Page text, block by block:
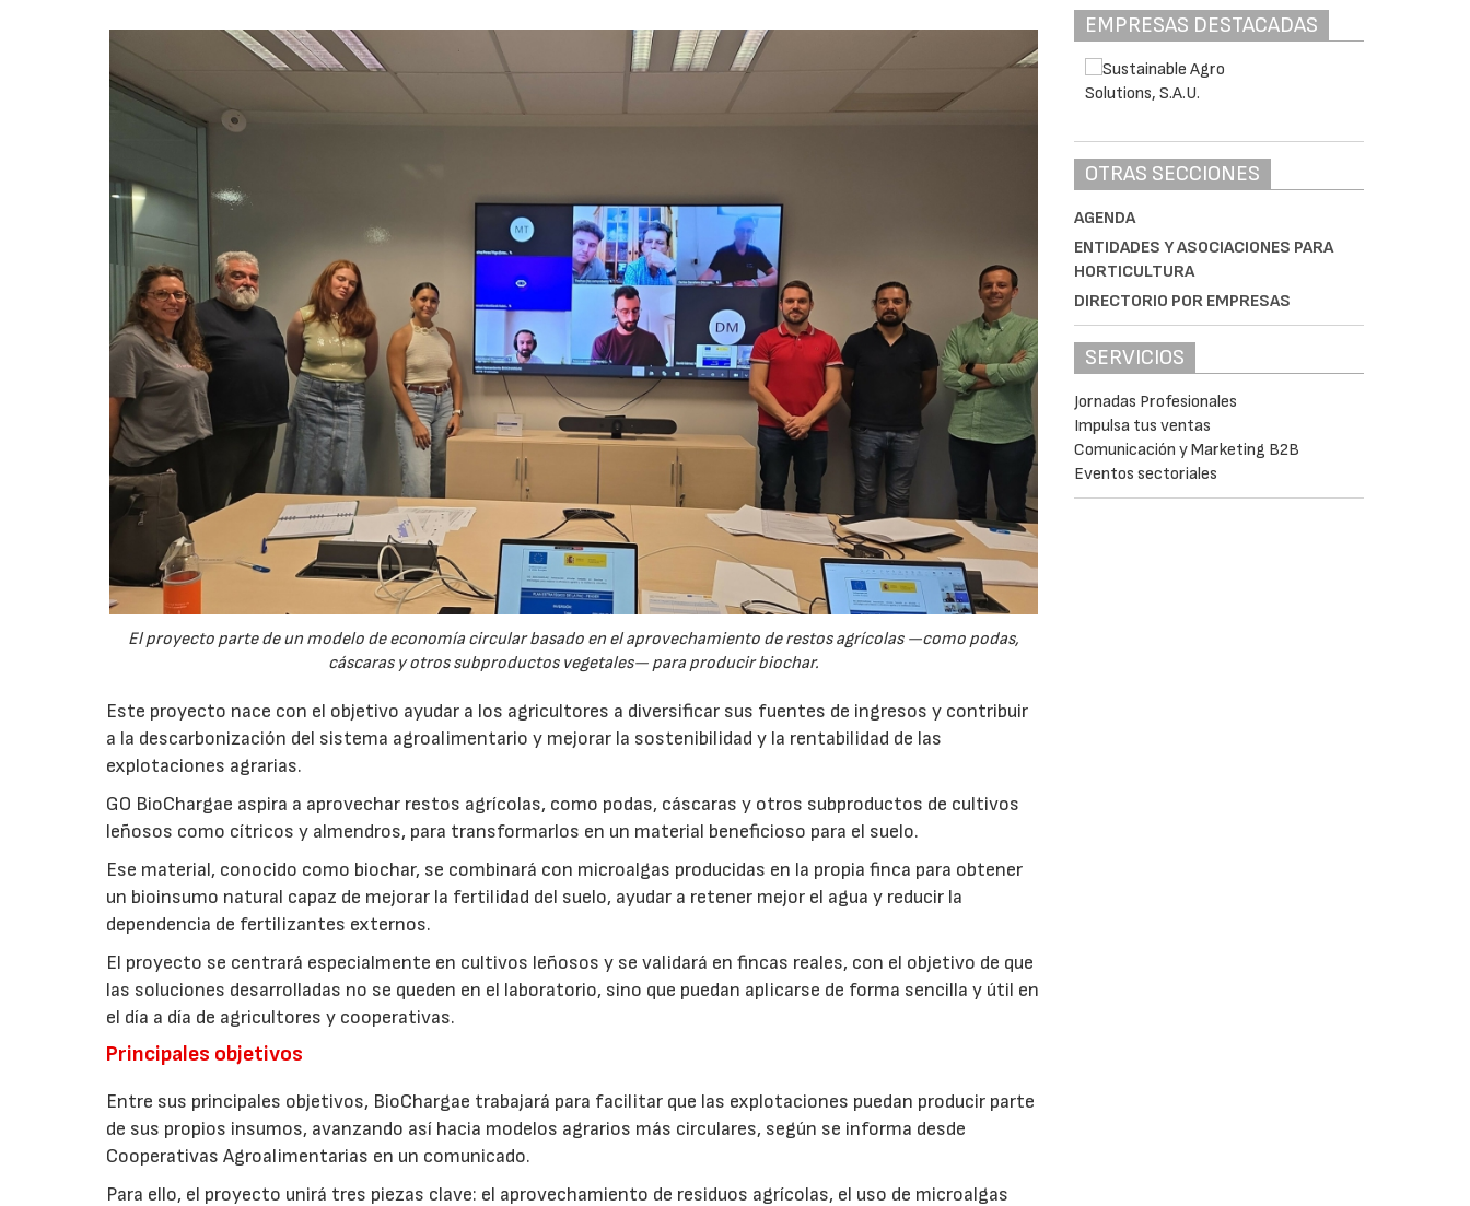
El proyecto parte de un modelo de economía circular basado en el aprovechamiento de restos agrícolas —como podas,
cáscaras y otros subproductos vegetales— para producir biochar.
Este proyecto nace con el objetivo ayudar a los agricultores a diversificar sus fuentes de ingresos y contribuir
a la descarbonización del sistema agroalimentario y mejorar la sostenibilidad y la rentabilidad de las
explotaciones agrarias.
GO BioChargae aspira a aprovechar restos agrícolas, como podas, cáscaras y otros subproductos de cultivos
leñosos como cítricos y almendros, para transformarlos en un material beneficioso para el suelo.
Ese material, conocido como biochar, se combinará con microalgas producidas en la propia finca para obtener
un bioinsumo natural capaz de mejorar la fertilidad del suelo, ayudar a retener mejor el agua y reducir la
dependencia de fertilizantes externos.
El proyecto se centrará especialmente en cultivos leñosos y se validará en fincas reales, con el objetivo de que
las soluciones desarrolladas no se queden en el laboratorio, sino que puedan aplicarse de forma sencilla y útil en
el día a día de agricultores y cooperativas.
Principales objetivos
Entre sus principales objetivos, BioChargae trabajará para facilitar que las explotaciones puedan producir parte
de sus propios insumos, avanzando así hacia modelos agrarios más circulares, según se informa desde
Cooperativas Agroalimentarias en un comunicado.
Para ello, el proyecto unirá tres piezas clave: el aprovechamiento de residuos agrícolas, el uso de microalgas
EMPRESAS DESTACADAS
OTRAS SECCIONES
AGENDA
ENTIDADES Y ASOCIACIONES PARA
HORTICULTURA
DIRECTORIO POR EMPRESAS
SERVICIOS
Jornadas Profesionales
Impulsa tus ventas
Comunicación y Marketing B2B
Eventos sectoriales